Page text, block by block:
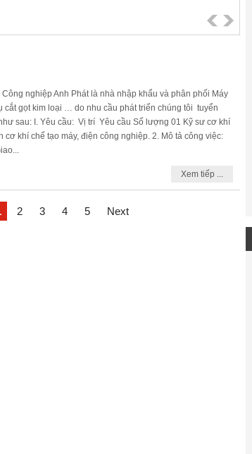
nghĩa là “khó gia công”. .
nghiệp Anh Phát là nhà nhập khẩu và phân phối Máy
cắt gọt kim loại … do nhu cầu phát triển chúng tôi tuyển
sau: I. Yêu cầu: Vị trí Yêu cầu Số lượng 01 Kỹ sư cơ khí
khí chế tạo máy, điện công nghiệp. 2. Mô tả công việc:
Xem tiếp ...
2 3 4 5 Next